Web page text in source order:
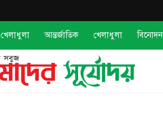
খেলাধুলা আন্তর্জাতিক খেলাধুলা বিনোদন